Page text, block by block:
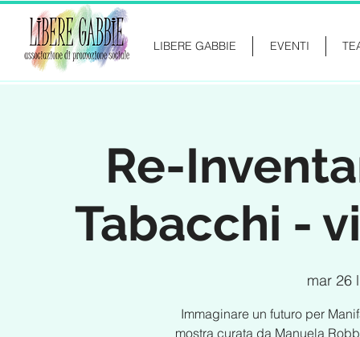
LIBERE GABBIE EVENTI
Re-
Tabacchi -
mar 26
Immaginare un futuro per
mostra curata da Manuela